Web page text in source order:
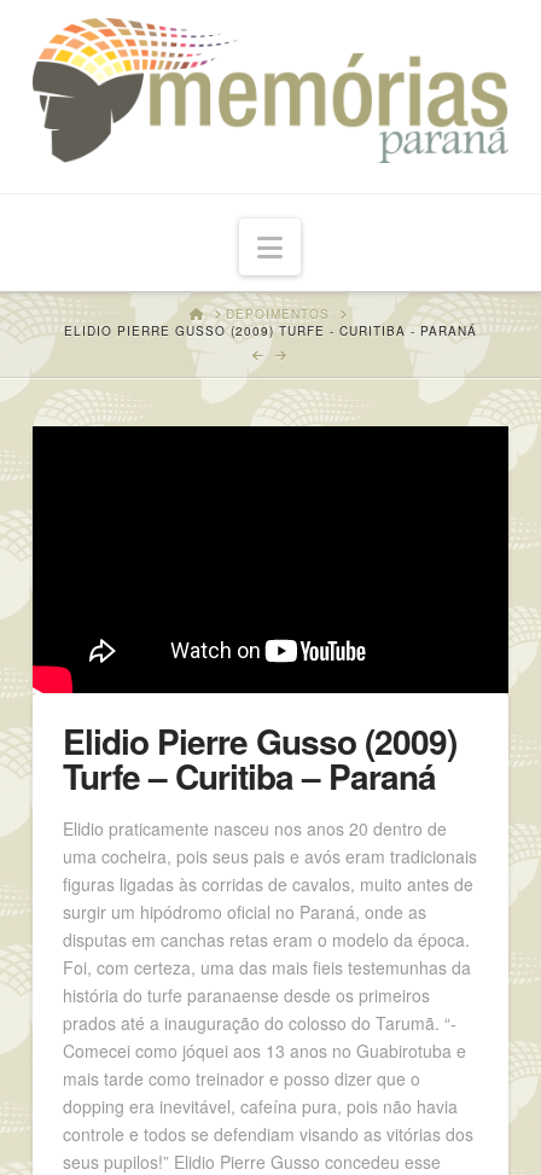
Navigation
HOMEDEPOIMENTOS
ELIDIO PIERRE GUSSO (2009) TURFE - CURITIBA - PARANÁ
Elidio Pierre Gusso (2009)
Turfe – Curitiba – Paraná
Elidio praticamente nasceu nos anos 20 dentro de
uma cocheira, pois seus pais e avós eram tradicionais
figuras ligadas às corridas de cavalos, muito antes de
surgir um hipódromo oficial no Paraná, onde as
disputas em canchas retas eram o modelo da época.
Foi, com certeza, uma das mais fieis testemunhas da
história do turfe paranaense desde os primeiros
prados até a inauguração do colosso do Tarumã. “-
Comecei como jóquei aos 13 anos no Guabirotuba e
mais tarde como treinador e posso dizer que o
dopping era inevitável, cafeína pura, pois não havia
controle e todos se defendiam visando as vitórias dos
seus pupilos!” Elidio Pierre Gusso concedeu esse